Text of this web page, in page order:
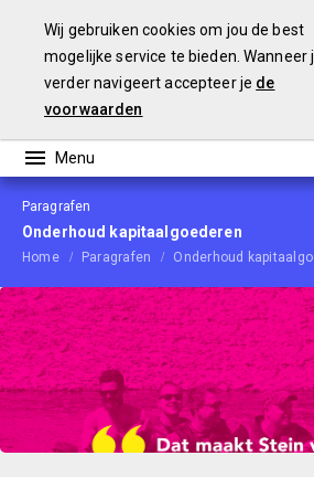
Paragrafen
Onderhoud kapitaalgoederen
Home Paragrafen Onderhoud
Wij gebruiken cookies om jou de best
mogelijke service te bieden. Wanneer
verder navigeert accepteer je de
voorwaarden